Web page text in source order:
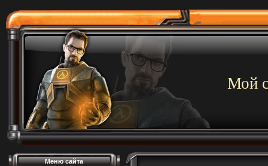
Мой
Меню сайта